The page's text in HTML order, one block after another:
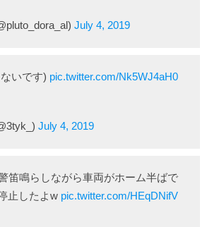
July 4, 2019
いです) pic.twitter.com/Nk5WJ4aH0
July 4, 2019
笛鳴らしながら車両がホーム半ばで
止したよw pic.twitter.com/HEqDNifV